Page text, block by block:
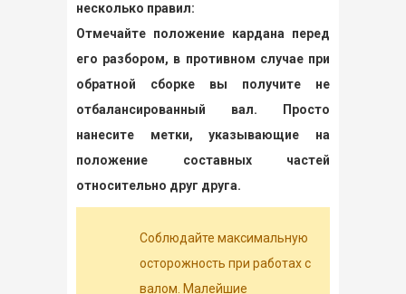
несколько правил:
Отмечайте положение кардана перед
его разбором, в противном случае при
обратной сборке вы получите не
отбалансированный вал. Просто
нанесите метки, указывающие на
положение составных частей
относительно друг друга.
Соблюдайте максимальную
осторожность при работах с
валом. Малейшие